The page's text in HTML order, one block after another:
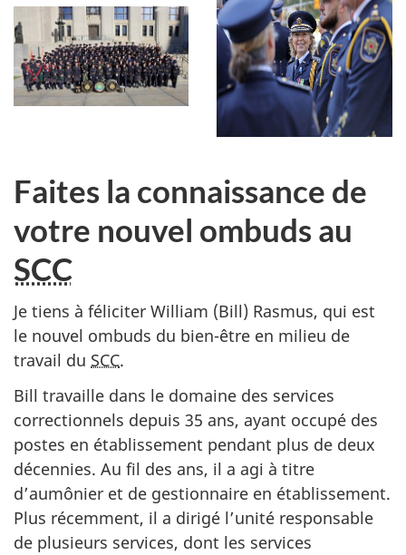
Faites la connaissance de
votre nouvel ombuds au
SCC
Je tiens à féliciter William (Bill) Rasmus, qui est
le nouvel ombuds du bien-être en milieu de
travail du SCC.
Bill travaille dans le domaine des services
correctionnels depuis 35 ans, ayant occupé des
postes en établissement pendant plus de deux
décennies. Au fil des ans, il a agi à titre
d’aumônier et de gestionnaire en établissement.
Plus récemment, il a dirigé l’unité responsable
de plusieurs services, dont les services